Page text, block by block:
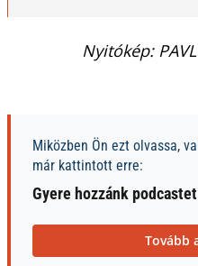
Nyitókép:
Miközben Ön ezt olvassa,
már kattintott erre:
Gyere hozzánk
Tovább